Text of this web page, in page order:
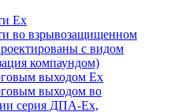
Ех
во взрывозащищенном
с видом
компаундом)
выходом Ех
выходом во
серия ДПА-Ех,